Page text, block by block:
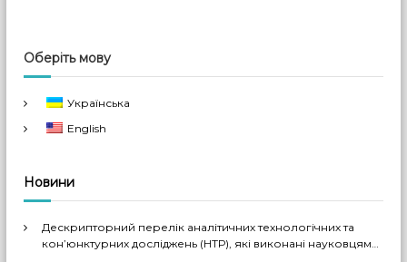
Оберіть мову
Українська
English
Новини
Дескрипторний перелік аналітичних технологічних та
кон’юнктурних досліджень (НТР), які виконані науковцями